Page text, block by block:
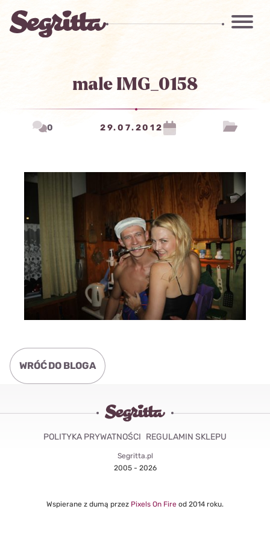
male IMG_0158
0 29.07.2012
WRÓĆ DO BLOGA
Segritta.pl
2005 - 2026
POLITYKA PRYWATNOŚCI REGULAMIN SKLEPU
Wspierane z dumą przez Pixels On Fire od 2014 roku.